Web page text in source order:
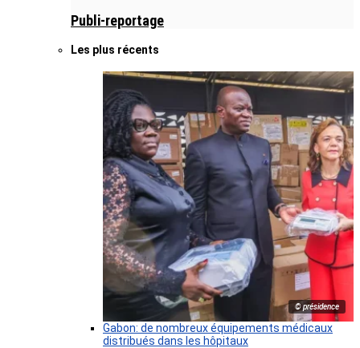
Publi-reportage
Les plus récents
© présidence
Gabon: de nombreux équipements médicaux
distribués dans les hôpitaux